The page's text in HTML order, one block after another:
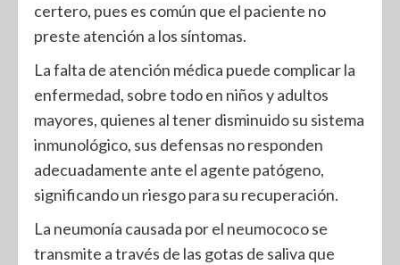
certero, pues es común que el paciente no
preste atención a los síntomas.
La falta de atención médica puede complicar la
enfermedad, sobre todo en niños y adultos
mayores, quienes al tener disminuido su sistema
inmunológico, sus defensas no responden
adecuadamente ante el agente patógeno,
significando un riesgo para su recuperación.
La neumonía causada por el neumococo se
transmite a través de las gotas de saliva que